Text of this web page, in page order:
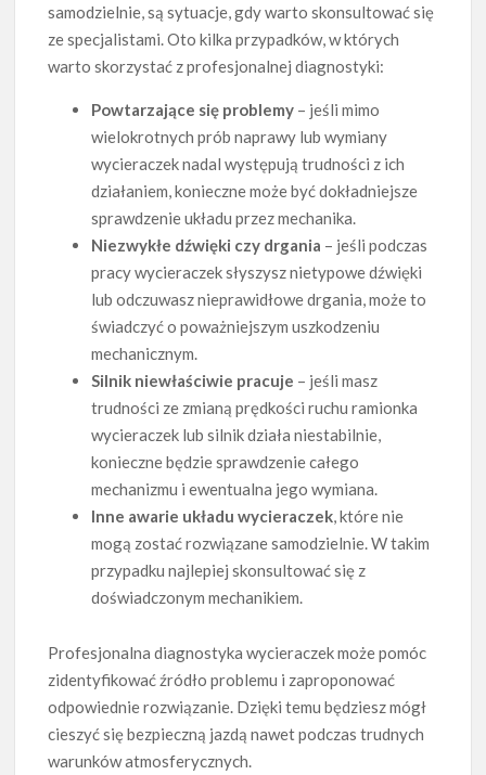
samodzielnie, są sytuacje, gdy warto skonsultować się
ze specjalistami. Oto kilka przypadków, w których
warto skorzystać z profesjonalnej diagnostyki:
Powtarzające się problemy – jeśli mimo
wielokrotnych prób naprawy lub wymiany
wycieraczek nadal występują trudności z ich
działaniem, konieczne może być dokładniejsze
sprawdzenie układu przez mechanika.
Niezwykłe dźwięki czy drgania – jeśli podczas
pracy wycieraczek słyszysz nietypowe dźwięki
lub odczuwasz nieprawidłowe drgania, może to
świadczyć o poważniejszym uszkodzeniu
mechanicznym.
Silnik niewłaściwie pracuje – jeśli masz
trudności ze zmianą prędkości ruchu ramionka
wycieraczek lub silnik działa niestabilnie,
konieczne będzie sprawdzenie całego
mechanizmu i ewentualna jego wymiana.
Inne awarie układu wycieraczek, które nie
mogą zostać rozwiązane samodzielnie. W takim
przypadku najlepiej skonsultować się z
doświadczonym mechanikiem.
Profesjonalna diagnostyka wycieraczek może pomóc
zidentyfikować źródło problemu i zaproponować
odpowiednie rozwiązanie. Dzięki temu będziesz mógł
cieszyć się bezpieczną jazdą nawet podczas trudnych
warunków atmosferycznych.